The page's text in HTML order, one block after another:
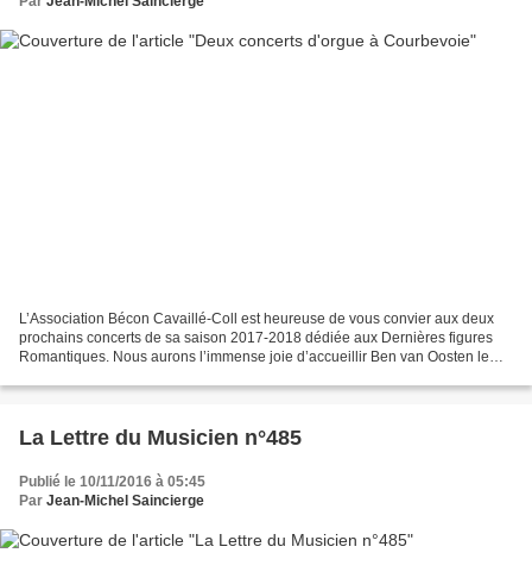
L’Association Bécon Cavaillé-Coll est heureuse de vous convier aux deux
prochains concerts de sa saison 2017-2018 dédiée aux Dernières figures
Romantiques. Nous aurons l’immense joie d’accueillir Ben van Oosten le
La Lettre du Musicien n°485
Publié le 10/11/2016 à 05:45
Par Jean-Michel Saincierge